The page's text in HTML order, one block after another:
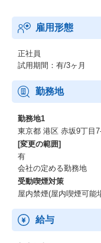
雇用形態
正社員
試用期間：有/3ヶ月
勤務地
勤務地1
東京都 港区 赤坂9丁目
[変更の範囲]
有
会社の定める勤務地
受動喫煙対策
屋内禁煙(屋内喫煙可能
給与